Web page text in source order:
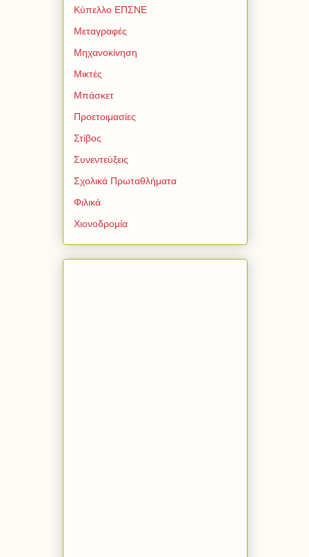
Κύπελλο ΕΠΣΝΕ
Μεταγραφές
Μηχανοκίνηση
Μικτές
Μπάσκετ
Προετοιμασίες
Στίβος
Συνεντεύξεις
Σχολικά Πρωταθλήματα
Φιλικά
Χιονοδρομία